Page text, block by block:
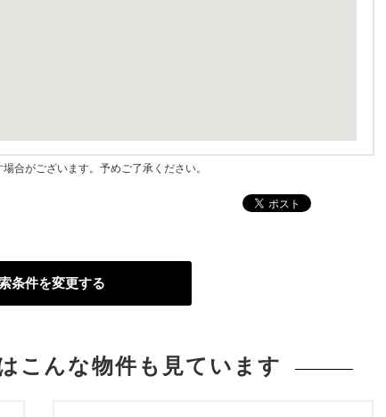
合がございます。予めご了承ください。
条件を変更する
こんな物件も見ています